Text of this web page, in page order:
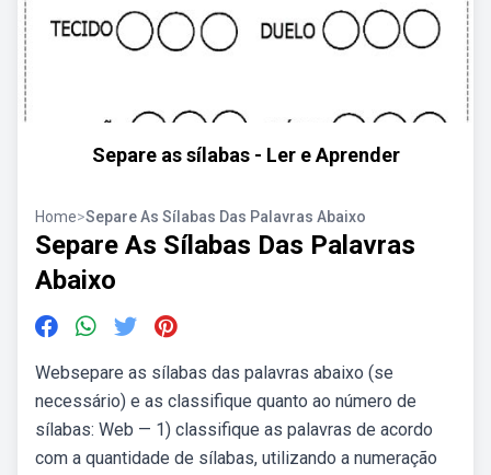
Separe as sílabas - Ler e Aprender
Home>Separe As Sílabas Das Palavras Abaixo
Separe As Sílabas Das Palavras
Abaixo
Websepare as sílabas das palavras abaixo (se
necessário) e as classifique quanto ao número de
sílabas: Web — 1) classifique as palavras de acordo
com a quantidade de sílabas, utilizando a numeração